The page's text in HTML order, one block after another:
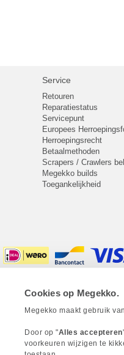
Cookies op Megekko.
Megekko maakt gebruik
Door op "Alles accepteren
voorkeuren wijzigen te
Service
Retouren
Reparatiestatus
Servicepunt
Europees
Herroepingsrecht
Betaalmethoden
Scrapers / Crawlers
Megekko builds
Toegankelijkheid